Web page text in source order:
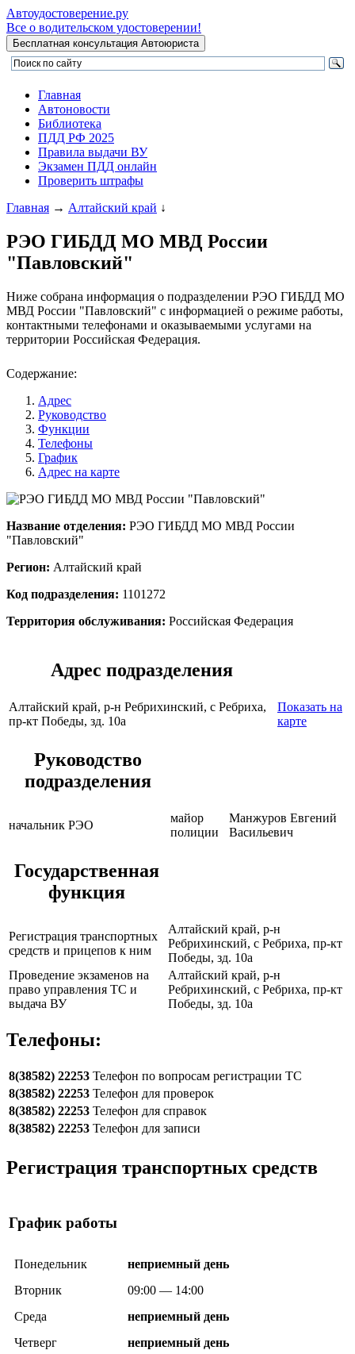
Автоудостоверение.ру
Все о водительском удостоверении!
Главная
Автоновости
Библиотека
ПДД РФ 2025
Правила выдачи ВУ
Экзамен ПДД онлайн
Проверить штрафы
Главная → Алтайский край ↓
РЭО ГИБДД МО МВД России
"Павловский"
Ниже собрана информация о подразделении РЭО ГИБДД МО
МВД России "Павловский" с информацией о режиме работы,
контактными телефонами и оказываемыми услугами на
территории Российская Федерация.
Содержание:
Адрес
Руководство
Функции
Телефоны
График
Адрес на карте
Название отделения: РЭО ГИБДД МО МВД России
"Павловский"
Регион: Алтайский край
Код подразделения: 1101272
Территория обслуживания: Российская Федерация
Адрес подразделения
Алтайский край, р-н Ребрихинский, с Ребриха,
пр-кт Победы, зд. 10а
Показать на
карте
Руководство
подразделения
начальник РЭО
майор
полиции
Манжуров Евгений
Васильевич
Государственная
функция
Регистрация транспортных
средств и прицепов к ним
Алтайский край, р-н
Ребрихинский, с Ребриха, пр-кт
Победы, зд. 10а
Проведение экзаменов на
право управления ТС и
выдача ВУ
Алтайский край, р-н
Ребрихинский, с Ребриха, пр-кт
Победы, зд. 10а
Телефоны:
8(38582) 22253 Телефон по вопросам регистрации ТС
8(38582) 22253 Телефон для проверок
8(38582) 22253 Телефон для справок
8(38582) 22253 Телефон для записи
Регистрация транспортных средств
График работы
Понедельник
неприемный день
Вторник
09:00 — 14:00
Среда
неприемный день
Четверг
неприемный день